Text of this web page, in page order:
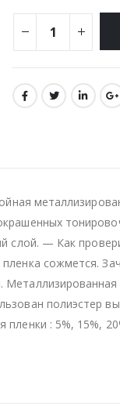
слой. — Как
сожмется.
полиэстер
: 5%, 15%,